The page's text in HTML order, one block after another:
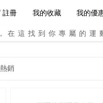
註冊 我的收藏 我的優
這找到你專屬的運
熱銷